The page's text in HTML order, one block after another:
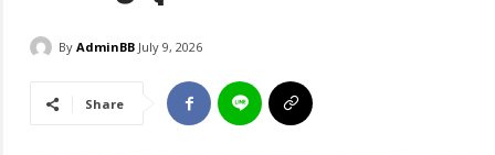
By AdminBB July 9, 2026
Share